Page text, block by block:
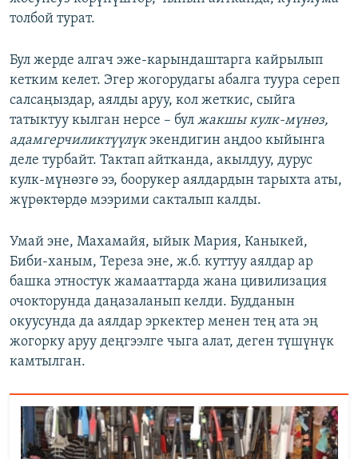
толбой турат.
Бул жерде алгач эже-карындаштарга кайрылып
кетким келет. Эгер жогорудагы абалга туура сереп
салсаңыздар, аялды аруу, кол жеткис, сыйга
татыктуу кылган нерсе – бул жакшы кулк-мүнөз,
адамгерчиликтүүлүкэкендигин аңдоо кыйынга
деле турбайт. Тактап айтканда, акылдуу, дурус
кулк-мүнөзгө ээ, боорукер аялдардын тарыхта аты,
жүрөктөрдө мээрими сакталып калды.
Умай эне, Махамайя, ыйык Мария, Каныкей,
Биби-ханым, Тереза эне, ж.б. куттуу аялдар ар
башка этностук жамааттарда жана цивилизация
очокторунда даңазаланып келди. Будданын
окуусунда да аялдар эркектер менен тең ата эң
жогорку аруу деңгээлге чыга алат, деген түшүнүк
камтылган.